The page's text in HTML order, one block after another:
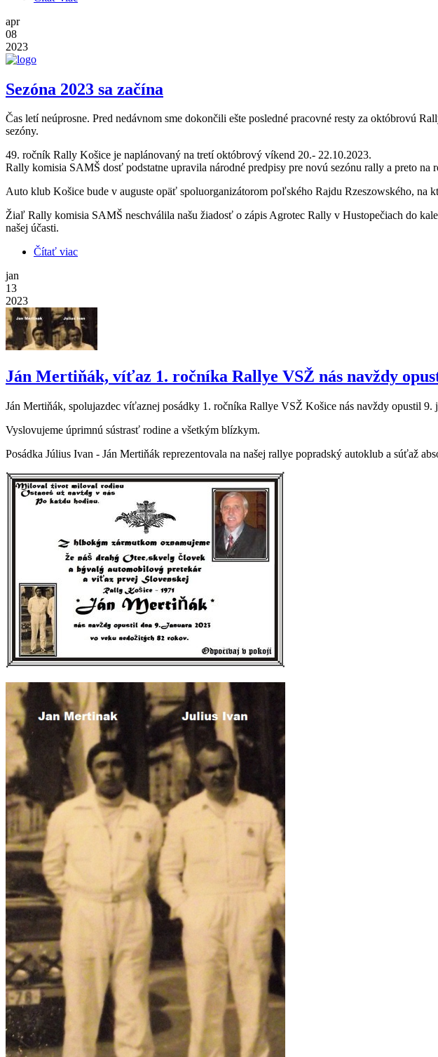
apr
08
2023
Sezóna 2023 sa začína
Čas letí neúprosne. Pred nedávnom sme dokončili ešte posledné pracovné resty za októbrovú
sezóny.
49. ročník Rally Košice je naplánovaný na tretí októbrový víkend 20.- 22.10.2023.
Rally komisia SAMŠ dosť podstatne upravila národné predpisy pre novú sezónu rally a preto
Auto klub Košice bude v auguste opäť spoluorganizátorom poľského Rajdu Rzeszowského, na
Žiaľ Rally komisia SAMŠ neschválila našu žiadosť o zápis Agrotec Rally v Hustopečiach do
našej účasti.
Čítať viac
jan
13
2023
Ján Mertiňák, víťaz 1. ročníka Rallye VSŽ nás navždy
Ján Mertiňák, spolujazdec víťaznej posádky 1. ročníka Rallye VSŽ Košice nás navždy opustil 9.
Vyslovujeme úprimnú sústrasť rodine a všetkým blízkym.
Posádka Július Ivan - Ján Mertiňák reprezentovala na našej rallye popradský autoklub a súťaž